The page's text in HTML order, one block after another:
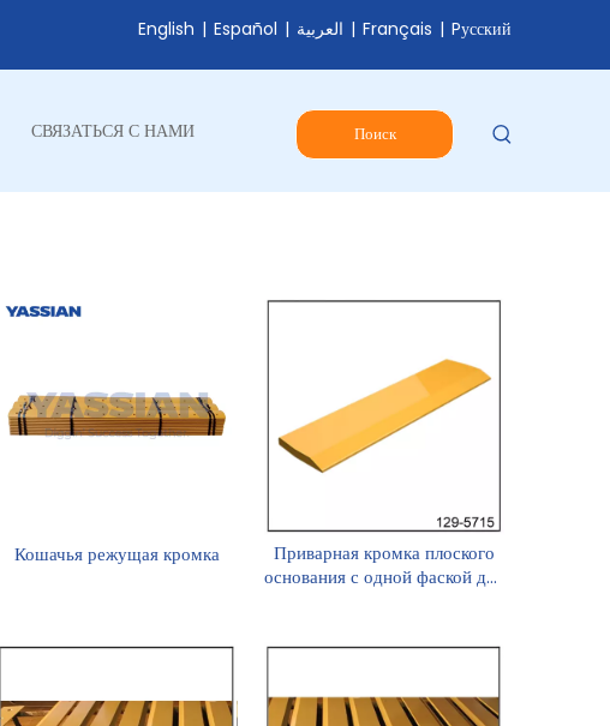
English | Español | العربية | Français | Pусский
СВЯЗАТЬСЯ С НАМИ Поиск
Кошачья режущая кромка
Приварная кромка плоского
основания с одной фаской для